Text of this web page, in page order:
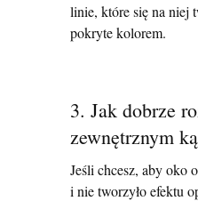
linie, które się na niej
pokryte kolorem.
3. Jak dobrze
zewnętrznym
Jeśli chcesz, aby oko
i nie tworzyło efektu